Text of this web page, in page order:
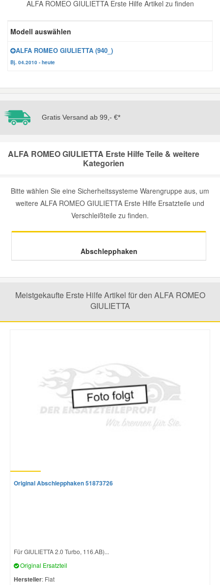
ALFA ROMEO GIULIETTA Erste Hilfe Artikel zu finden
Modell auswählen
ALFA ROMEO GIULIETTA (940_)
Bj. 04.2010 - heute
Gratis Versand ab 99,- €*
ALFA ROMEO GIULIETTA Erste Hilfe Teile & weitere
Kategorien
Bitte wählen Sie eine Sicherheitssysteme Warengruppe aus, um
weitere ALFA ROMEO GIULIETTA Erste Hilfe Ersatzteile und
Verschleißteile zu finden.
Abschlepphaken
Meistgekaufte Erste Hilfe Artikel für den ALFA ROMEO
GIULIETTA
Original Abschlepphaken 51873726
Für GIULIETTA 2.0 Turbo, 116.AB)...
Original Ersatzteil
Hersteller: Fiat
Zündanlage und Glühanlage
Jeep Ersatzteile
Lancia Ersatzteile
Mini Ersatzteile
Mitsubishi Ersatzteile
Porsche Ersatzteile
Seat Ersatzteile
Vauxhall Ersatzteile
Volvo Ersatzteile